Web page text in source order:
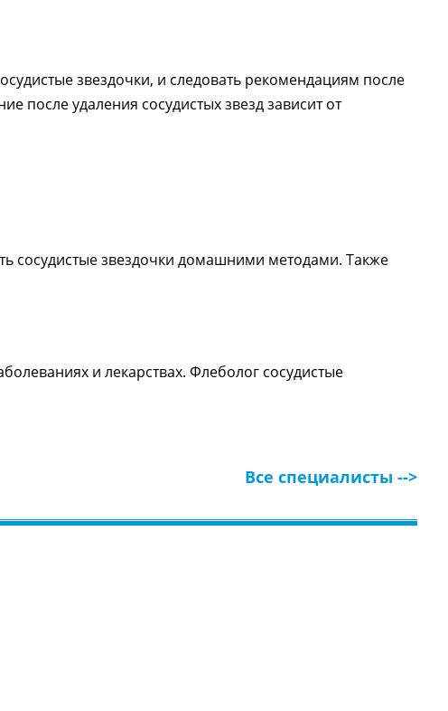
звездочки, и следовать рекомендациям после
после удаления сосудистых звезд зависит от
сосудистые звездочки домашними методами. Также
и лекарствах. Флеболог сосудистые
Все специалисты -->